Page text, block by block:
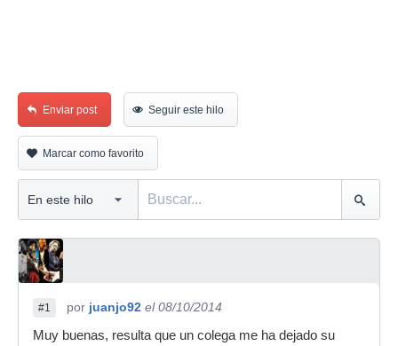
Enviar post Seguir este hilo
Marcar como favorito
#1 por juanjo92 el 08/10/2014
Muy buenas, resulta que un colega me ha dejado su